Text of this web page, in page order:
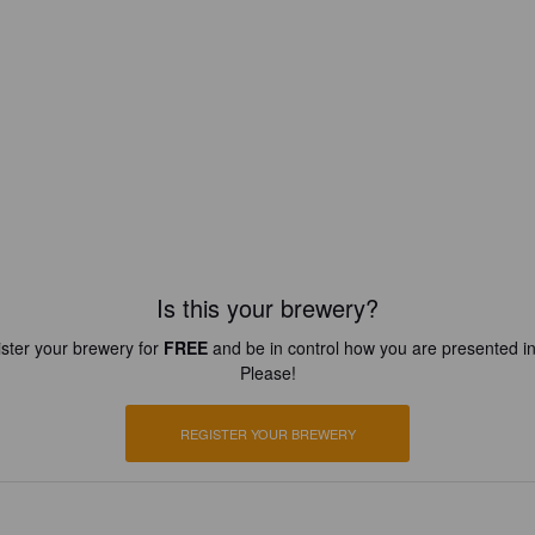
Is this your brewery?
your brewery for FREEand be in control how you are presented
Please!
REGISTER YOUR BREWERY